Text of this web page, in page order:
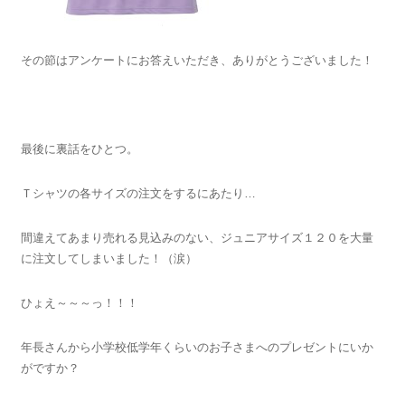
その節はアンケートにお答えいただき、ありがとうございました！
最後に裏話をひとつ。
Ｔシャツの各サイズの注文をするにあたり…
間違えてあまり売れる見込みのない、ジュニアサイズ１２０を大量
に注文してしまいました！（涙）
ひょえ～～～っ！！！
年長さんから小学校低学年くらいのお子さまへのプレゼントにいか
がですか？